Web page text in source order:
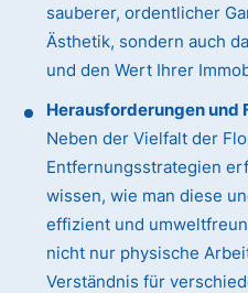
sauberer, ordentlicher
Ästhetik, sondern auch
und den Wert Ihrer
Herausforderungen und
Neben der Vielfalt der
Entfernungsstrategien
wissen, wie man diese
effizient und
nicht nur physische
Verständnis für